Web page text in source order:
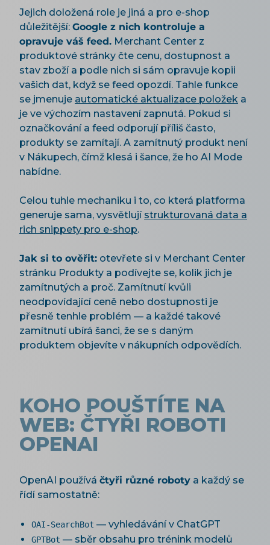
Jejich doložená role je jiná a pro e-shop
důležitější: Google z nich kontroluje a
opravuje váš feed. Merchant Center z
produktové stránky čte cenu, dostupnost a
stav zboží a podle nich si sám opravuje kopii
vašich dat, když se feed opozdí. Tahle funkce
se jmenuje automatické aktualizace položek a
je ve výchozím nastavení zapnutá. Pokud si
označkování a feed odporují příliš často,
produkty se zamítají. A zamítnutý produkt není
v Nákupech, čímž klesá i šance, že ho AI Mode
nabídne.
Celou tuhle mechaniku i to, co která platforma
generuje sama, vysvětlují strukturovaná data a
rich snippety pro e-shop.
Jak si to ověřit: otevřete si v Merchant Center
stránku Produkty a podívejte se, kolik jich je
zamítnutých a proč. Zamítnutí kvůli
neodpovídající ceně nebo dostupnosti je
přesně tenhle problém — a každé takové
zamítnutí ubírá šanci, že se s daným
produktem objevíte v nákupních odpovědích.
KOHO POUŠTÍTE NA
WEB: ČTYŘI ROBOTI
OPENAI
OpenAI používá čtyři různé roboty a každý se
řídí samostatně:
OAI-SearchBot — vyhledávání v ChatGPT
GPTBot — sběr obsahu pro trénink modelů